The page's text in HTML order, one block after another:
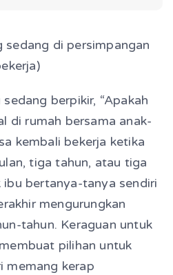
sedang di persimpangan
berpikir, “Apakah
di rumah bersama anak-
kembali bekerja ketika
tiga tahun, atau tiga
ibu bertanya-tanya sendiri
mengurungkan
tahun. Keraguan untuk
pilihan untuk
memang kerap